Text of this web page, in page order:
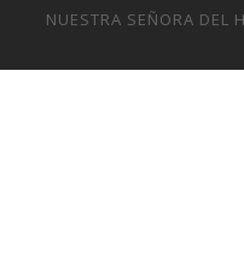
NUESTRA SEÑORA DEL